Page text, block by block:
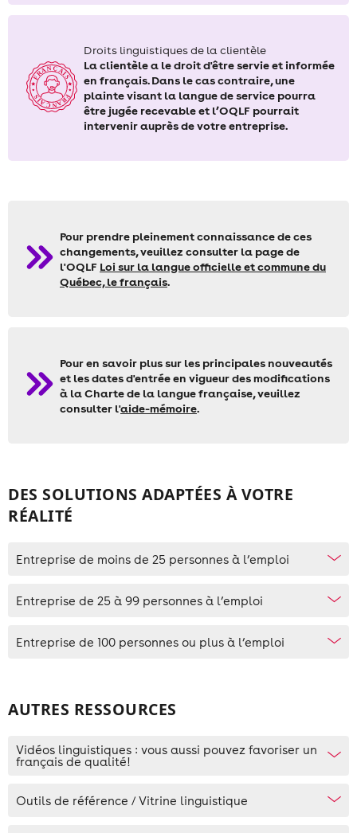
Droits linguistiques de la clientèle
La clientèle a le droit d'être servie et informée
en français. Dans le cas contraire, une
plainte visant la langue de service pourra
être jugée recevable et l’OQLF pourrait
intervenir auprès de votre entreprise.
Pour prendre pleinement connaissance de ces
changements, veuillez consulter la page de
l'OQLF Loi sur la langue officielle et commune du
Québec, le français.
Pour en savoir plus sur les principales nouveautés
et les dates d'entrée en vigueur des modifications
à la Charte de la langue française, veuillez
consulter l'aide-mémoire.
DES SOLUTIONS ADAPTÉES À VOTRE
RÉALITÉ
Entreprise de moins de 25 personnes à l’emploi
Entreprise de 25 à 99 personnes à l’emploi
Entreprise de 100 personnes ou plus à l’emploi
AUTRES RESSOURCES
Vidéos linguistiques : vous aussi pouvez favoriser un
français de qualité!
Outils de référence / Vitrine linguistique